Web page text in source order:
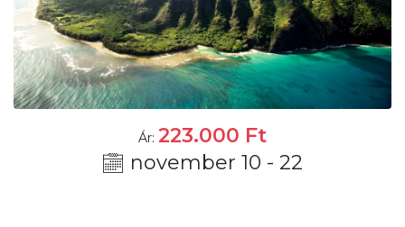
Ár: 223.000 Ft
november 10 - 22